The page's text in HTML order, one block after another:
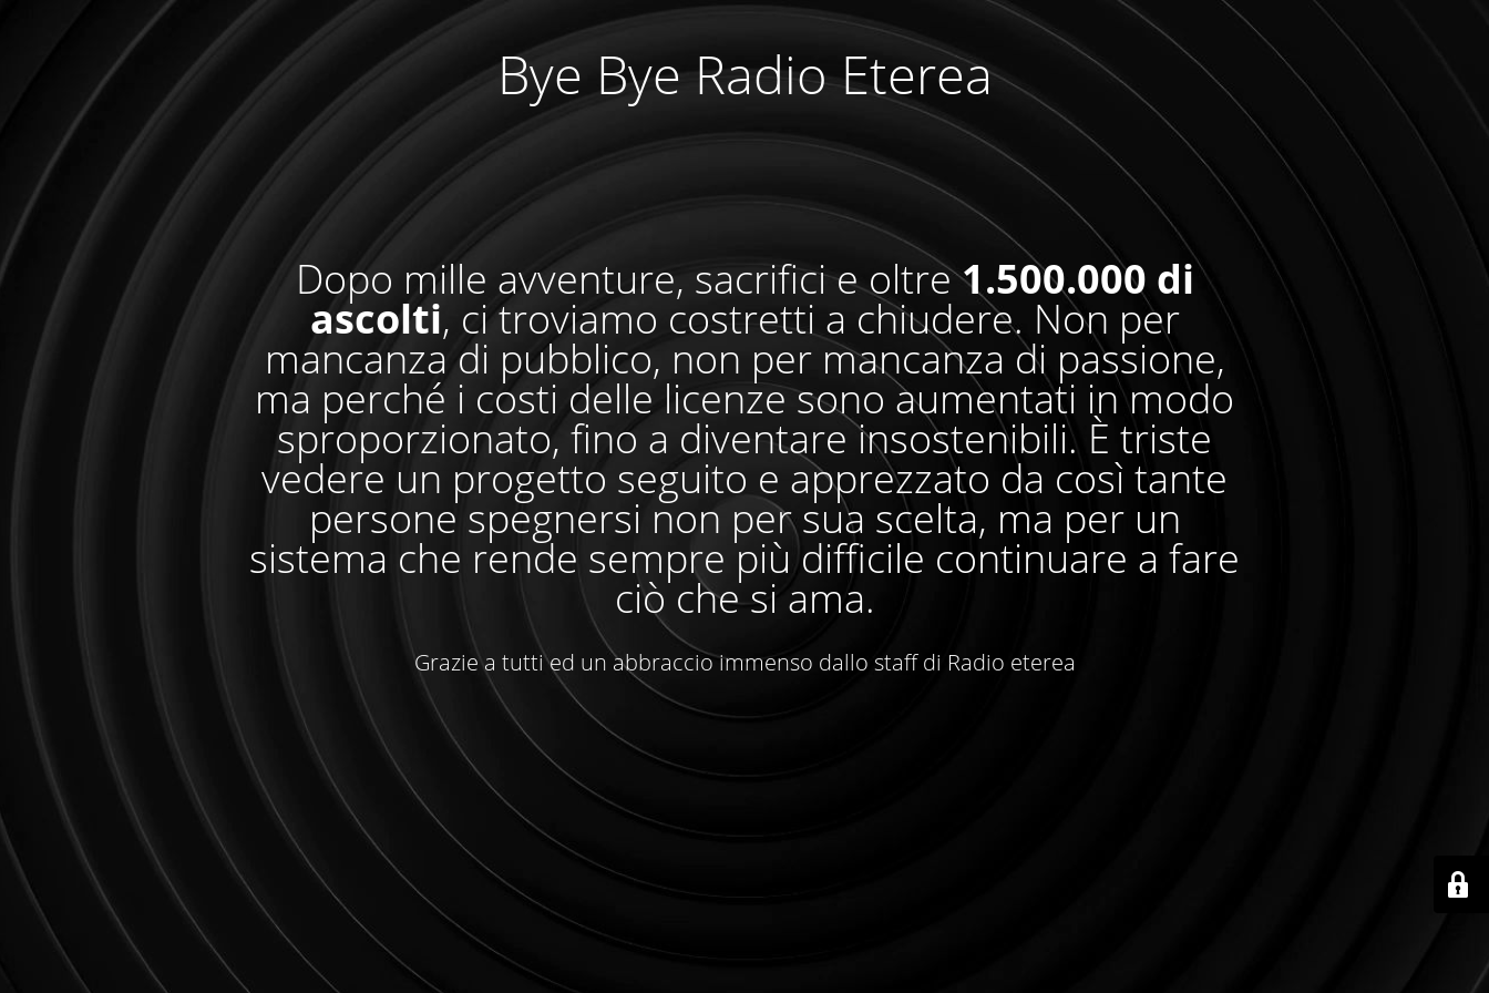
Bye Bye Radio Eterea
Dopo mille avventure, sacrifici e oltre1.500.000 di
ascolti, ci troviamo costretti a chiudere. Non per
mancanza di pubblico, non per mancanza di passione,
ma perché i costi delle licenze sono aumentati in modo
sproporzionato, fino a diventare insostenibili. È triste
vedere un progetto seguito e apprezzato da così tante
persone spegnersi non per sua scelta, ma per un
sistema che rende sempre più difficile continuare a fare
ciò che si ama.
Grazie a tutti ed un abbraccio immenso dallo staff di Radio eterea